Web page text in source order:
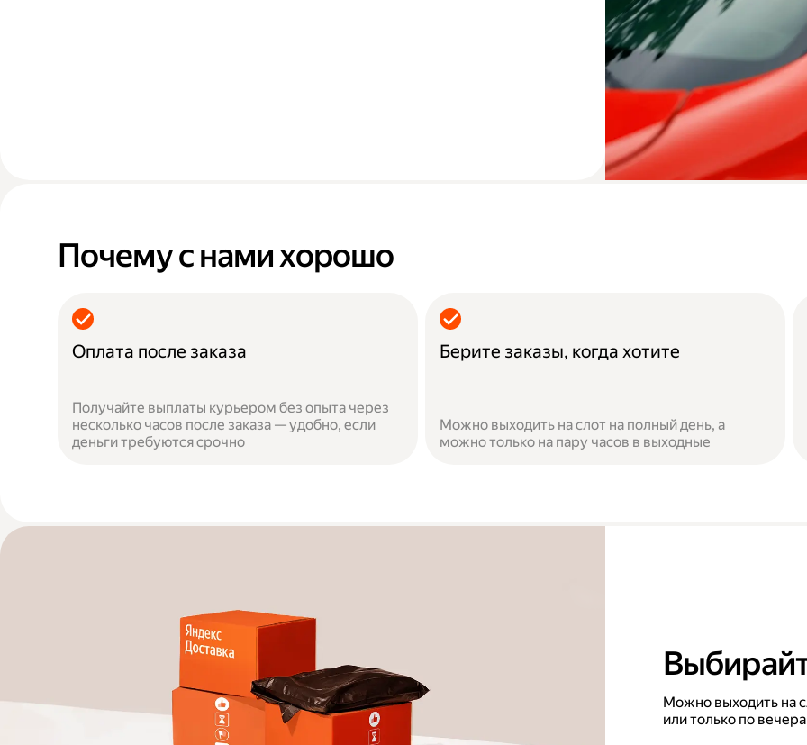
Почему с нами хорошо
Оплата после заказа
Получайте выплаты курьером без опыта через
несколько часов после заказа — удобно, если
деньги требуются срочно
Берите заказы, когда хотите
Можно выходить на слот на полный день, а
можно только на пару часов в выходные
Можно выходить на
или только по